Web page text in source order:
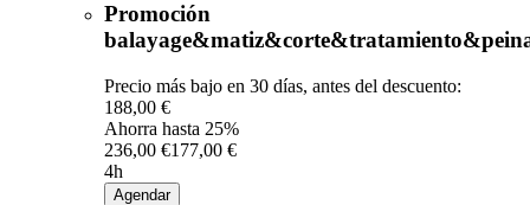
Promoción
Precio más bajo en 30 días, antes del descuento:
188,00 €
Ahorra hasta 25%
236,00 €177,00 €
4h
Agendar